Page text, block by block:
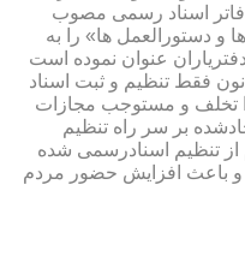
۲۹ آیین نامه دفاتر اسناد رسمی مصوب
و دستورالعمل ها» را به
عنوان نموده است
فقط تنظیم و ثبت اسناد
تخلف و مستوجب مجازات
بر سر راه تنظیم
تنظیم اسنادرسمی شده
باعث افزایش حضور مردم